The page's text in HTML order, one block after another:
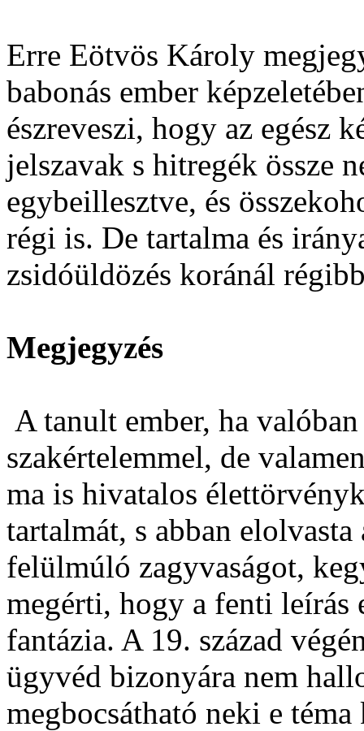
Erre Eötvös Károly
babonás ember
észreveszi, hogy az egész
jelszavak s hitregék össze
egybeillesztve, és
régi is. De tartalma és
zsidóüldözés koránál
Megjegyzés
A tanult ember, ha
szakértelemmel, de
ma is hivatalos
tartalmát, s abban
felülmúló zagyvaságot,
megérti, hogy a fenti leírás
fantázia. A 19. század
ügyvéd bizonyára nem
megbocsátható neki e